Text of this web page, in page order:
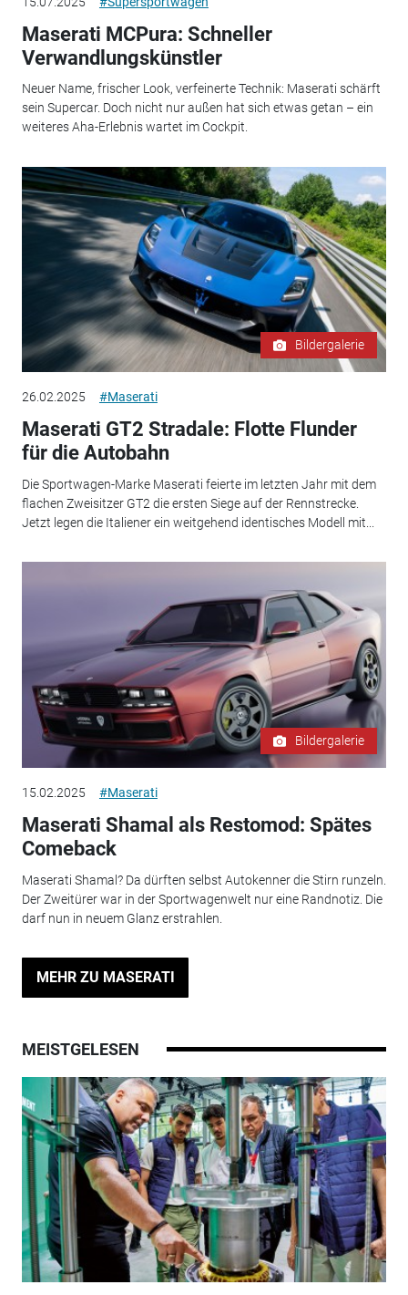
Maserati MCPura: Schneller
Verwandlungskünstler
Neuer Name, frischer Look, verfeinerte Technik: Maserati schärft
sein Supercar. Doch nicht nur außen hat sich etwas getan – ein
weiteres Aha-Erlebnis wartet im Cockpit.
Bildergalerie
26.02.2025 #Maserati
Maserati GT2 Stradale: Flotte Flunder
für die Autobahn
Die Sportwagen-Marke Maserati feierte im letzten Jahr mit dem
flachen Zweisitzer GT2 die ersten Siege auf der Rennstrecke.
Jetzt legen die Italiener ein weitgehend identisches Modell mit...
Bildergalerie
15.02.2025 #Maserati
Maserati Shamal als Restomod: Spätes
Comeback
Maserati Shamal? Da dürften selbst Autokenner die Stirn runzeln.
Der Zweitürer war in der Sportwagenwelt nur eine Randnotiz. Die
darf nun in neuem Glanz erstrahlen.
MEHR ZU MASERATI
MEISTGELESEN